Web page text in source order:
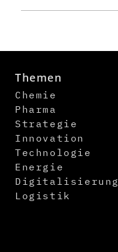
Themen
Chemie
Pharma
Strategie
Innovation
Technologie
Energie
Digitalisierung
Logistik